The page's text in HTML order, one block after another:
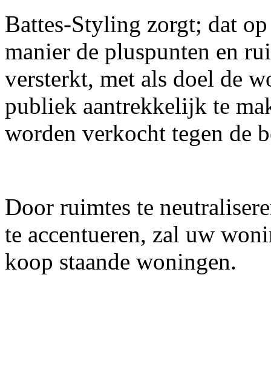
Battes-Styling zorgt; dat
manier de pluspunten en
versterkt, met als doel de
publiek aantrekkelijk te
worden verkocht tegen de
Door ruimtes te
te accentueren, zal uw
koop staande woningen.